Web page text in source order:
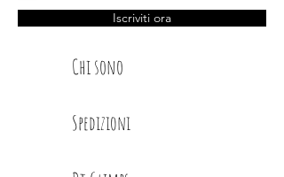
Iscriviti ora
Chi sono
Spedizioni